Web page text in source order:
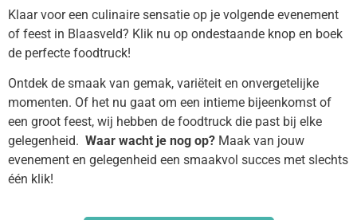
Klaar voor een culinaire sensatie op je volgende evenement
of feest in Blaasveld? Klik nu op ondestaande knop en boek
de perfecte foodtruck!
Ontdek de smaak van gemak, variëteit en onvergetelijke
momenten. Of het nu gaat om een intieme bijeenkomst of
een groot feest, wij hebben de foodtruck die past bij elke
gelegenheid. Waar wacht je nog op? Maak van jouw
evenement en gelegenheid een smaakvol succes met slechts
één klik!